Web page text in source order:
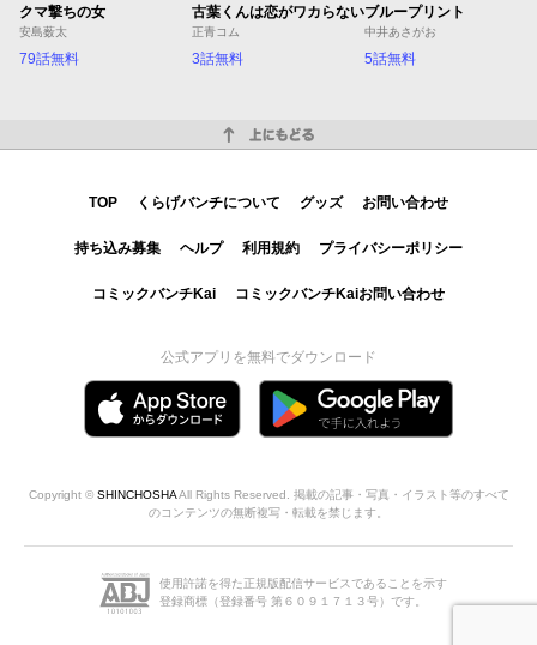
クマ撃ちの女
安島薮太
79話無料
古葉くんは恋がワカらない
正青コム
3話無料
ブループリント
中井あさがお
5話無料
TOP くらげバンチについて グッズ お問い合わせ
持ち込み募集 ヘルプ 利用規約 プライバシーポリシー
コミックバンチKai コミックバンチKaiお問い合わせ
公式アプリを無料でダウンロード
Copyright © SHINCHOSHAAll Rights Reserved. 掲載の記事・写真・イラスト等のすべて
のコンテンツの無断複写・転載を禁じます。
使用許諾を得た正規版配信サービスであることを示す
登録商標（登録番号 第６０９１７１３号）です。